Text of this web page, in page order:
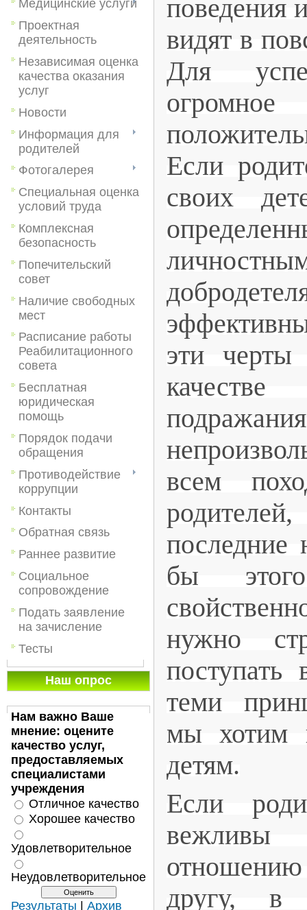
Медицинские услуги
Проектная
деятельность
Независимая оценка
качества оказания
услуг
Новости
Информация для
родителей
Фотогалерея
Специальная оценка
условий труда
Комплексная
безопасность
Попечительский
совет
Наличие свободных
мест
Расписание работы
Реабилитационного
совета
Бесплатная
юридическая
помощь
Порядок подачи
обращения
Противодействие
коррупции
Контакты
Обратная связь
Раннее развитие
Социальное
сопровождение
Подать заявление
на зачисление
Тесты
Наш опрос
Нам важно Ваше
мнение: оцените
качество услуг,
предоставляемых
специалистами
учреждения
Отличное качество
Хорошее качество
Удовлетворительное
Неудовлетворительное
Результаты
Архив
поведения
видят в
Для
огромное
Если
своих
эти
всем
последние
бы
нужно
поступать
теми
мы хотим
детям.
Если
другу, в